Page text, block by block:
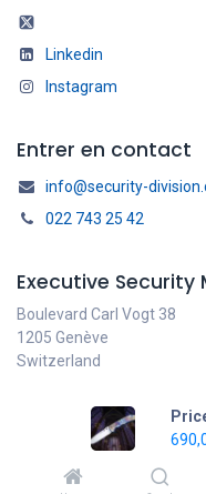
Linkedin
Instagram
Entrer en contact
info@security-
022 743 25 42
Executive Security
Boulevard Carl Vogt 38
1205 Genève
Switzerland
Copyright ©
Généré par